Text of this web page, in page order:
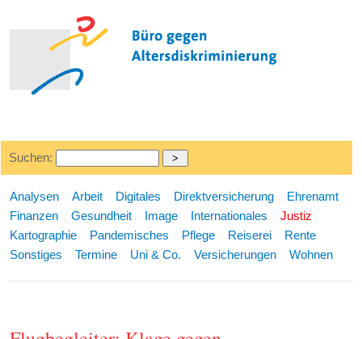
Suchen:
Analysen Arbeit Digitales Direktversicherung
Ehrenamt
Finanzen
Gesundheit Image Internationales
Justiz
Kartographie
Pandemisches Pflege Reiserei
Rente
Sonstiges
Termine Uni & Co. Versicherungen Wohnen